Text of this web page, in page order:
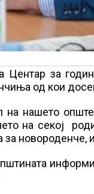
Центар за
од кои
на нашето
на секој
новороденче,